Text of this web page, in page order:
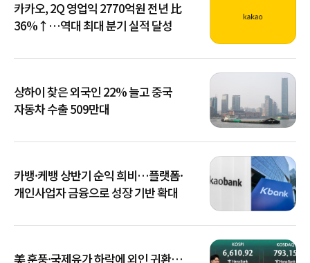
카카오, 2Q 영업익 2770억원 전년 比
36%↑…역대 최대 분기 실적 달성
상하이 찾은 외국인 22% 늘고 중국
자동차 수출 509만대
카뱅·케뱅 상반기 순익 희비…플랫폼·
개인사업자 금융으로 성장 기반 확대
美 훈풍·국제유가 하락에 외인 귀환…